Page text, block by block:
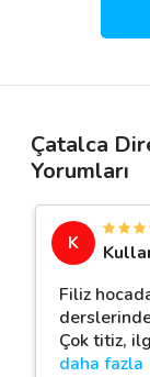
Çatalca
Yorumları
K
Filiz
Çok titiz,
daha fazla